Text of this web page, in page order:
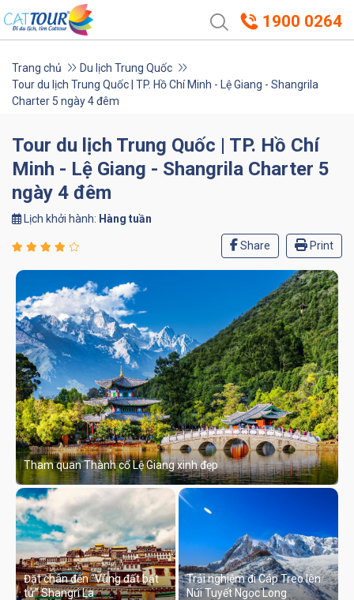
1900 0264
Trang chủ
Du lịch Trung Quốc
Tour du lịch Trung Quốc | TP. Hồ Chí Minh - Lệ Giang - Shangrila
Charter 5 ngày 4 đêm
Tour du lịch Trung Quốc | TP. Hồ Chí
Minh - Lệ Giang - Shangrila Charter 5
ngày 4 đêm
Lịch khởi hành: Hàng tuần
Share Print
Tham quan Thành cổ Lệ Giang xinh đẹp
Đặt chân đến “Vùng đất bất
tử” Shangri La
Trải nghiệm đi Cáp Treo lên
Núi Tuyết Ngọc Long